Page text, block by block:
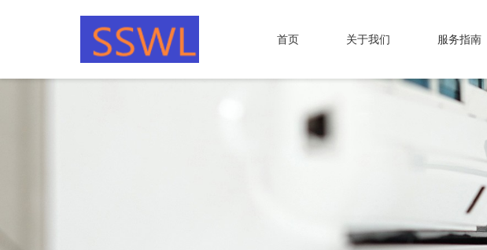
首页 关于我们 服务指南